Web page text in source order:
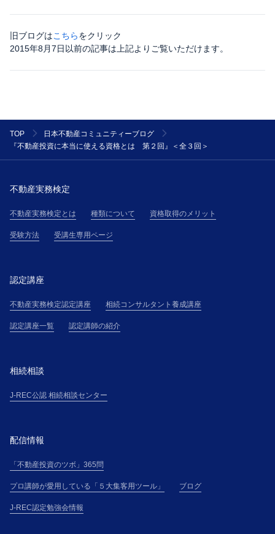
旧ブログはこちらをクリック
2015年8月7日以前の記事は上記よりご覧いただけます。
TOP
日本不動産コミュニティーブログ
『不動産投資に本当に使える資格とは 第２回』＜全３回＞
不動産実務検定
不動産実務検定とは 種類について 資格取得のメリット
受験方法 受講生専用ページ
認定講座
不動産実務検定認定講座 相続コンサルタント養成講座
認定講座一覧 認定講師の紹介
相続相談
J-REC公認 相続相談センター
配信情報
「不動産投資のツボ」365問
プロ講師が愛用している「５大集客用ツール」 ブログ
J-REC認定勉強会情報